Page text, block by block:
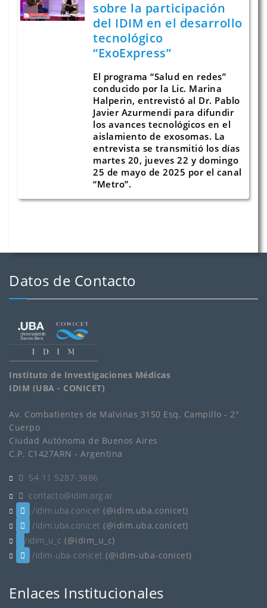
sobre la participación
del IDIM en el desarrollo
tecnológico
“ExoExpress”
El programa “Salud en redes”
conducido por la Lic. Marina
Halperin, entrevistó al Dr. Pablo
Javier Azurmendi para difundir
los avances tecnológicos en el
aislamiento de exosomas. La
entrevista se transmitió los días
martes 20, jueves 22 y domingo
25 de mayo de 2025 por el canal
“Metro”.
Datos de Contacto
Instituto de Investigaciones Médicas
IDIM (UBA - CONICET)
Av. Combatientes de Malvinas 3150 Esq. Campillo - 2°
Cuerpo
Ciudad Autónoma de Buenos Aires
C.P. C1427ARN - Argentina
54 11 5287-3886
contacto@idim.org.ar
/idim.uba.conicet (@idim.uba.conicet)
/idim.uba.conicet (@idim.uba.conicet)
/idim_u_c (@idim_u_c)
/idim-uba-conicet (@idim-uba-conicet)
Enlaces Institucionales